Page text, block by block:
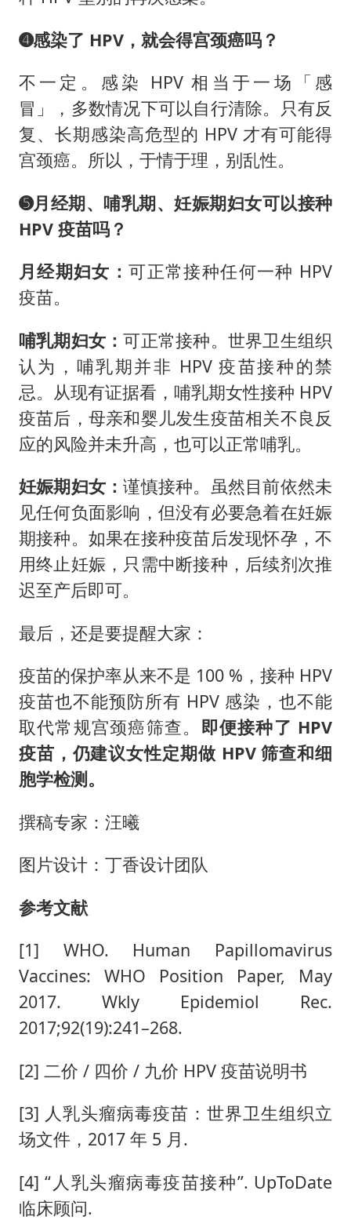
➍感染了 HPV，就会得宫颈癌吗？
不一定。感染 HPV 相当于一场「感
冒」，多数情况下可以自行清除。只有反
复、长期感染高危型的 HPV 才有可能得
宫颈癌。所以，于情于理，别乱性。
➎月经期、哺乳期、妊娠期妇女可以接种
HPV 疫苗吗？
月经期妇女：可正常接种任何一种 HPV
疫苗。
哺乳期妇女：可正常接种。世界卫生组织
认为，哺乳期并非 HPV 疫苗接种的禁
忌。从现有证据看，哺乳期女性接种 HPV
疫苗后，母亲和婴儿发生疫苗相关不良反
应的风险并未升高，也可以正常哺乳。
妊娠期妇女：谨慎接种。虽然目前依然未
见任何负面影响，但没有必要急着在妊娠
期接种。如果在接种疫苗后发现怀孕，不
用终止妊娠，只需中断接种，后续剂次推
迟至产后即可。
最后，还是要提醒大家：
疫苗的保护率从来不是 100 %，接种 HPV
疫苗也不能预防所有 HPV 感染，也不能
取代常规宫颈癌筛查。 即便接种了 HPV
疫苗，仍建议女性定期做 HPV 筛查和细
胞学检测。
撰稿专家：汪曦
图片设计：丁香设计团队
参考文献
[1] WHO. Human Papillomavirus
Vaccines: WHO Position Paper, May
2017. Wkly Epidemiol Rec.
2017;92(19):241–268.
[2] 二价 / 四价 / 九价 HPV 疫苗说明书
[3] 人乳头瘤病毒疫苗：世界卫生组织立
场文件，2017 年 5 月.
[4] “人乳头瘤病毒疫苗接种”. UpToDate
临床顾问.